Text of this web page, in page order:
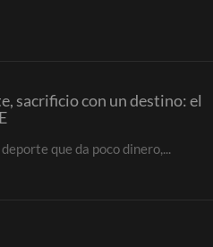
sacrificio con un destino: el
que da poco dinero,...